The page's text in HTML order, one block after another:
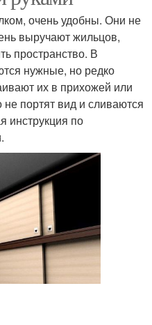
очень удобны. Они не
выручают жильцов,
пространство. В
нужные, но редко
их в прихожей или
портят вид и сливаются
инструкция по